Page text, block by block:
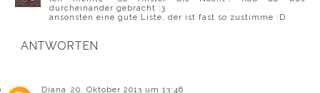
durcheinander gebracht :3
ansonsten eine gute Liste, der ist fast so zustimme :D
ANTWORTEN
Diana 20. Oktober 2013 um 13:46